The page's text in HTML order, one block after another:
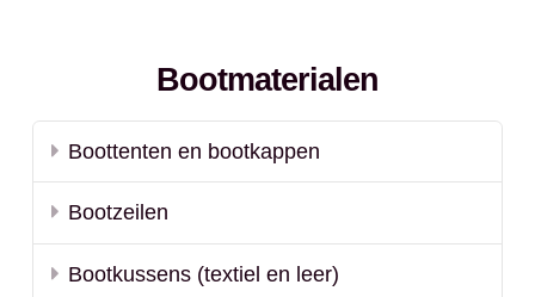
Bootmaterialen
Boottenten en bootkappen
Bootzeilen
Bootkussens (textiel en leer)